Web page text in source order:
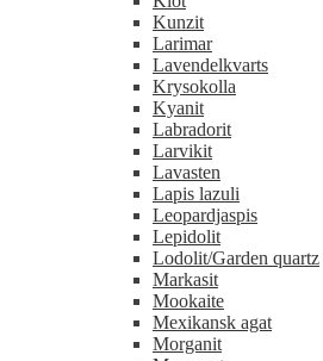
Kunzit
Larimar
Lavendelkvarts
Krysokolla
Kyanit
Labradorit
Larvikit
Lavasten
Lapis lazuli
Leopardjaspis
Lepidolit
Lodolit/Garden quartz
Markasit
Mookaite
Mexikansk agat
Morganit